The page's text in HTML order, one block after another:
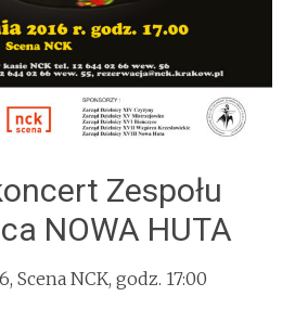
Zespołu
NOWA HUTA
, Scena NCK, godz. 17:00